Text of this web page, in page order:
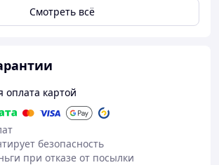
для уверенности в самые важные
моменты.
Смотреть всё
оплата картой
безопасность
при отказе от посылки